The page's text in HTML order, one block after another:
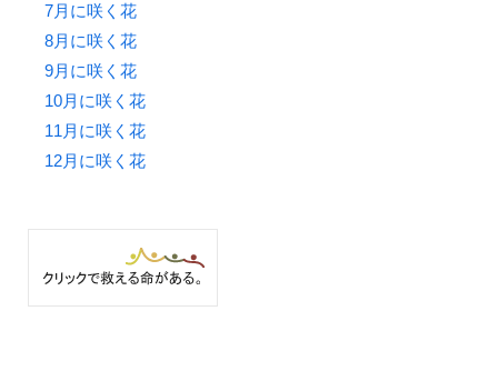
7月に咲く花
8月に咲く花
9月に咲く花
10月に咲く花
11月に咲く花
12月に咲く花